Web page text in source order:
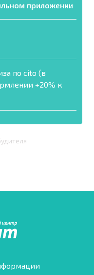
приложении
по cito (в
+20% к